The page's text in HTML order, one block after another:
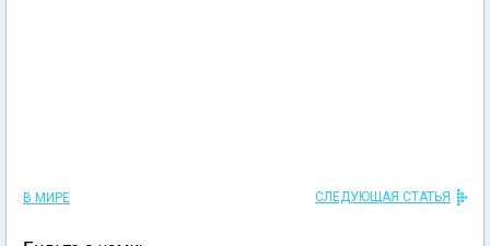
В МИРЕ СЛЕДУЮЩАЯ СТАТЬЯ